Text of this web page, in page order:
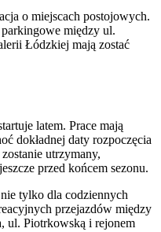
o miejscach postojowych.
między ul.
Łódzkiej mają zostać
latem. Prace mają
dokładnej daty rozpoczęcia
utrzymany,
przed końcem sezonu.
tylko dla codziennych
przejazdów między
ul. Piotrkowską i rejonem